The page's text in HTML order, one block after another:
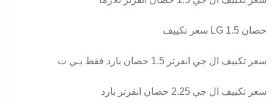
سعر تكييف LG 1.5 حصان
سعر تكييف ال جي انفرتر 1.5 حصان بارد فقط بـي ت
سعر تكييف ال جي 2.25 حصان انفرتر بارد